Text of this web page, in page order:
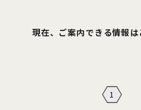
現在、ご案内できる情報は
1